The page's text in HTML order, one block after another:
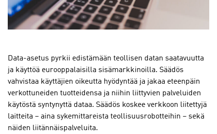
Data-asetus pyrkii edistämään teollisen datan saatavuutta
ja käyttöä eurooppalaisilla sisämarkkinoilla. Säädös
vahvistaa käyttäjien oikeutta hyödyntää ja jakaa eteenpäin
verkottuneiden tuotteidensa ja niihin liittyvien palveluiden
käytöstä syntynyttä dataa. Säädös koskee verkkoon liitettyjä
laitteita – aina sykemittareista teollisuusrobotteihin – sekä
näiden liitännäispalveluita.